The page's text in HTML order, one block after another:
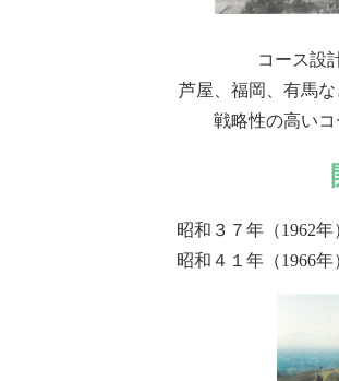
コース設
芦屋、福岡、有馬
戦略性の高い
昭和３７年（1962
昭和４１年（1966